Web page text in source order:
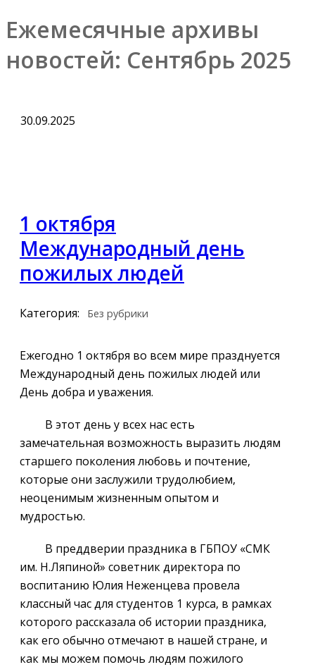
Ежемесячные архивы
новостей: Сентябрь 2025
30.09.2025
1 октября
Международный день
пожилых людей
Категория: Без рубрики
Ежегодно 1 октября во всем мире празднуется
Международный день пожилых людей или
День добра и уважения.
В этот день у всех нас есть
замечательная возможность выразить людям
старшего поколения любовь и почтение,
которые они заслужили трудолюбием,
неоценимым жизненным опытом и
мудростью.
В преддверии праздника в ГБПОУ «СМК
им. Н.Ляпиной» советник директора по
воспитанию Юлия Неженцева провела
классный час для студентов 1 курса, в рамках
которого рассказала об истории праздника,
как его обычно отмечают в нашей стране, и
как мы можем помочь людям пожилого